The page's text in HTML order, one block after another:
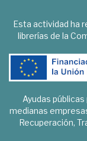
Esta actividad ha
librerías de la
Ayudas
medianas
Recuperación,